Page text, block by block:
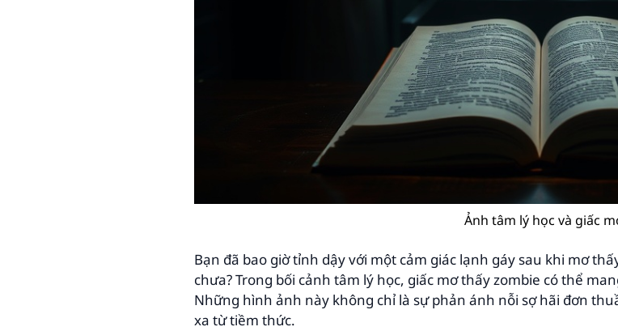
Ảnh tâm lý học và giấc
Bạn đã bao giờ tỉnh dậy với một cảm giác lạnh gáy sau khi mơ
chưa? Trong bối cảnh tâm lý học, giấc mơ thấy zombie có thể
Những hình ảnh này không chỉ là sự phản ánh nỗi sợ hãi đơn
xa từ tiềm thức.